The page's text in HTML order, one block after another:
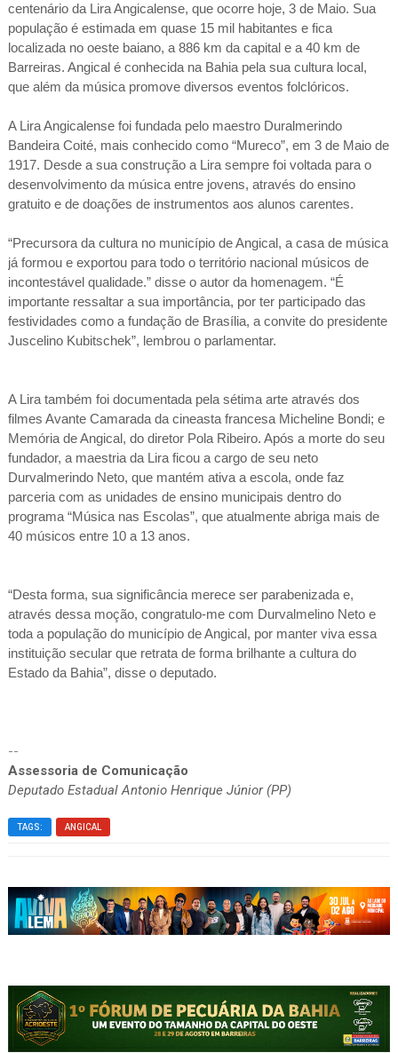
centenário da Lira Angicalense, que ocorre hoje, 3 de Maio. Sua
população é estimada em quase 15 mil habitantes e fica
localizada no oeste baiano, a 886 km da capital e a 40 km de
Barreiras. Angical é conhecida na Bahia pela sua cultura local,
que além da música promove diversos eventos folclóricos.
A Lira Angicalense foi fundada pelo maestro Duralmerindo
Bandeira Coité, mais conhecido como “Mureco”, em 3 de Maio de
1917. Desde a sua construção a Lira sempre foi voltada para o
desenvolvimento da música entre jovens, através do ensino
gratuito e de doações de instrumentos aos alunos carentes.
“Precursora da cultura no município de Angical, a casa de música
já formou e exportou para todo o território nacional músicos de
incontestável qualidade.” disse o autor da homenagem. “É
importante ressaltar a sua importância, por ter participado das
festividades como a fundação de Brasília, a convite do presidente
Juscelino Kubitschek”, lembrou o parlamentar.
A Lira também foi documentada pela sétima arte através dos
filmes Avante Camarada da cineasta francesa Micheline Bondi; e
Memória de Angical, do diretor Pola Ribeiro. Após a morte do seu
fundador, a maestria da Lira ficou a cargo de seu neto
Durvalmerindo Neto, que mantém ativa a escola, onde faz
parceria com as unidades de ensino municipais dentro do
programa “Música nas Escolas”, que atualmente abriga mais de
40 músicos entre 10 a 13 anos.
“Desta forma, sua significância merece ser parabenizada e,
através dessa moção, congratulo-me com Durvalmelino Neto e
toda a população do município de Angical, por manter viva essa
instituição secular que retrata de forma brilhante a cultura do
Estado da Bahia”, disse o deputado.
--
Assessoria de Comunicação
Deputado Estadual Antonio Henrique Júnior (PP)
TAGS: ANGICAL